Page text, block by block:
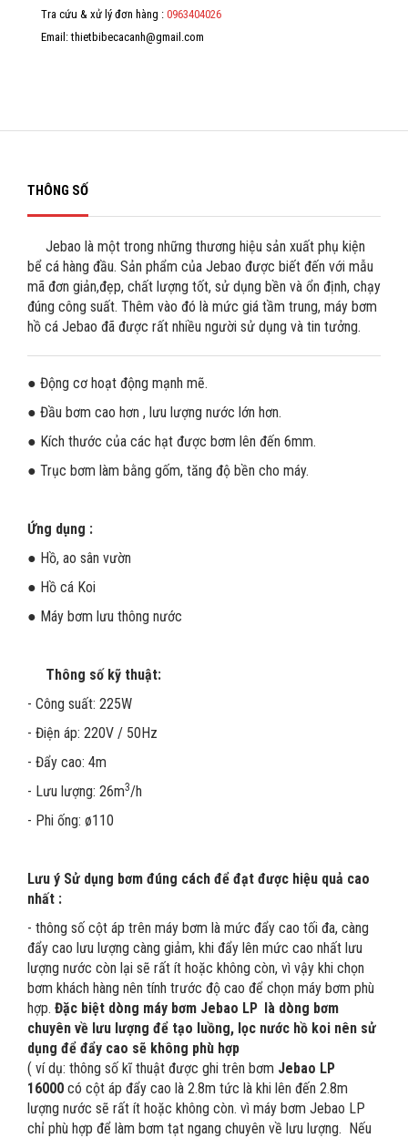
Tra cứu & xử lý đơn hàng : 0963404026
Email: thietbibecacanh@gmail.com
THÔNG SỐ
Jebao là một trong những thương hiệu sản xuất phụ kiện
bể cá hàng đầu. Sản phẩm của Jebao được biết đến với mẫu
mã đơn giản,đẹp, chất lượng tốt, sử dụng bền và ổn định, chạy
đúng công suất. Thêm vào đó là mức giá tầm trung, máy bơm
hồ cá Jebao đã được rất nhiều người sử dụng và tin tưởng.
● Động cơ hoạt động mạnh mẽ.
● Đầu bơm cao hơn , lưu lượng nước lớn hơn.
● Kích thước của các hạt được bơm lên đến 6mm.
● Trục bơm làm bằng gốm, tăng độ bền cho máy.
Ứng dụng :
● Hồ, ao sân vườn
● Hồ cá Koi
● Máy bơm lưu thông nước
Thông số kỹ thuật:
- Công suất: 225W
- Điện áp: 220V / 50Hz
- Đẩy cao: 4m
- Lưu lượng: 26m3/h
- Phi ống: ø110
Lưu ý Sử dụng bơm đúng cách để đạt được hiệu quả cao
nhất :
- thông số cột áp trên máy bơm là mức đẩy cao tối đa, càng
đẩy cao lưu lượng càng giảm, khi đẩy lên mức cao nhất lưu
lượng nước còn lại sẽ rất ít hoặc không còn, vì vậy khi chọn
bơm khách hàng nên tính trước độ cao để chọn máy bơm phù
hợp. Đặc biệt dòng máy bơm Jebao LP là dòng bơm
chuyên về lưu lượng để tạo luồng, lọc nước hồ koi nên sử
dụng để đẩy cao sẽ không phù hợp
( ví dụ: thông số kĩ thuật được ghi trên bơm Jebao LP
16000 có cột áp đẩy cao là 2.8m tức là khi lên đến 2.8m
lượng nước sẽ rất ít hoặc không còn. vì máy bơm Jebao LP
chỉ phù hợp để làm bơm tạt ngang chuyên về lưu lượng. Nếu